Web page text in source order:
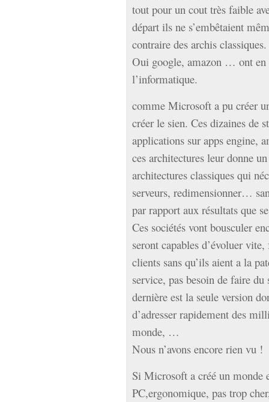
tout pour un cout très faible
départ ils ne s’embêtaient
contraire des archis classiques.
Oui google, amazon … ont en
l’informatique.
comme Microsoft a pu créer
créer le sien. Ces dizaines de
applications sur apps engine,
ces architectures leur donne
architectures classiques qui
serveurs, redimensionner…
par rapport aux résultats que
Ces sociétés vont bousculer
seront capables d’évoluer
clients sans qu’ils aient a la
service, pas besoin de faire
dernière est la seule version
d’adresser rapidement des
monde, …
Nous n’avons encore rien vu !
Si Microsoft a créé un monde
PC,ergonomique, pas trop